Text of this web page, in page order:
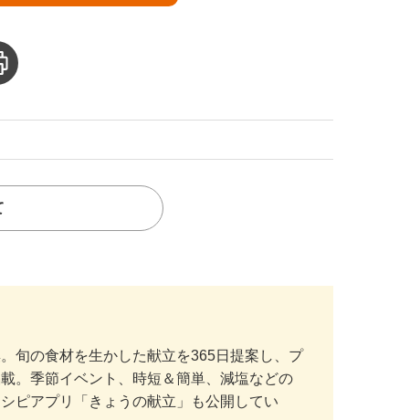
旬の食材を生かした献立を365日提案し、プ
。季節イベント、時短＆簡単、減塩などの
ピアプリ「きょうの献立」も公開してい